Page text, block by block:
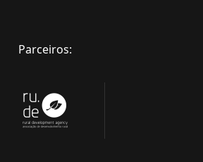
Parceiros: